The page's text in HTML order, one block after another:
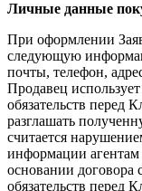
Личные данные
При оформлении
следующую
почты, телефон,
Продавец
обязательств перед
разглашать
считается
информации
основании договора
обязательств перед